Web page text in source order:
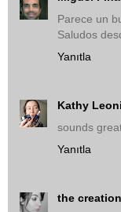
Parece un
Saludos
Yanıtla
Kathy
sounds
Yanıtla
the